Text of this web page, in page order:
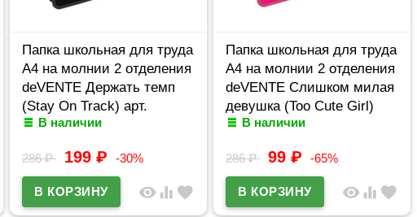
Папка школьная для труда
А4 на молнии 2 отделения
deVENTE Держать темп
(Stay On Track) арт.
8054322
В наличии
286₽ 199 ₽ -30%
visibility equalizer favorite
Папка школьная для труда
А4 на молнии 2 отделения
deVENTE Слишком милая
девушка (Too Cute Girl)
арт. 8054302
В наличии
286₽ 99₽ -65%
visibility equalizer favorite